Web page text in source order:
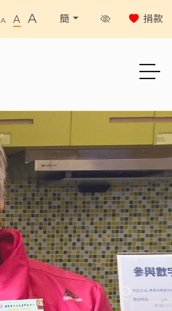
A A A 簡 捐款